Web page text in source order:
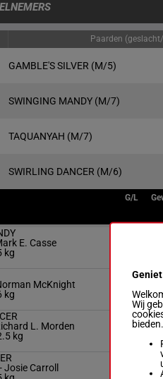
Paarden
GAMBLE'S SILVER (M/5)
SWINGING MANDY (M/7)
TAQUANYAH (M/7)
SWIRLING DANCER (M/6)
G/L
E. Casse
kg
McKnight
kg
M/7
L. Morden
kg
M/6
-Josie Carroll
Wij